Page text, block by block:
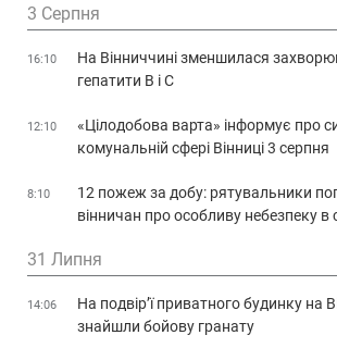
3 Серпня
16:10
На Вінниччині зменшилася
гепатити В і С
12:10
«Цілодобова варта» інформує про
комунальній сфері Вінниці 3 серпня
8:10
12 пожеж за добу: рятувальники
вінничан про особливу небезпеку в
31 Липня
14:06
На подвір’ї приватного будинку на
знайшли бойову гранату